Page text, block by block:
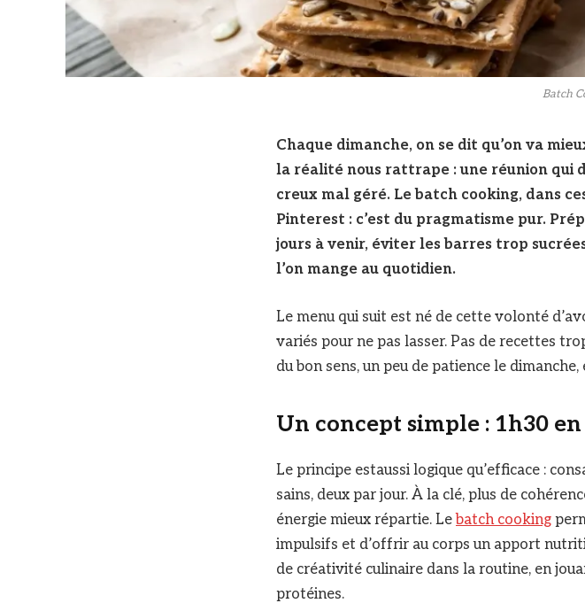
Batch
Chaque dimanche, on se dit qu’on va
la réalité nous rattrape : une réunion qui
creux mal géré. Le batch cooking, dans
Pinterest : c’est du pragmatisme pur.
jours à venir, éviter les barres trop
l’on mange au quotidien.
Le menu qui suit est né de cette volonté
variés pour ne pas lasser. Pas de recettes
du bon sens, un peu de patience le
Un concept simple : 1h30 en
Le principe estaussi logique qu’efficace :
sains, deux par jour. À la clé, plus de
énergie mieux répartie. Le batch cooking
impulsifs et d’offrir au corps un apport
de créativité culinaire dans la routine, en
protéines.